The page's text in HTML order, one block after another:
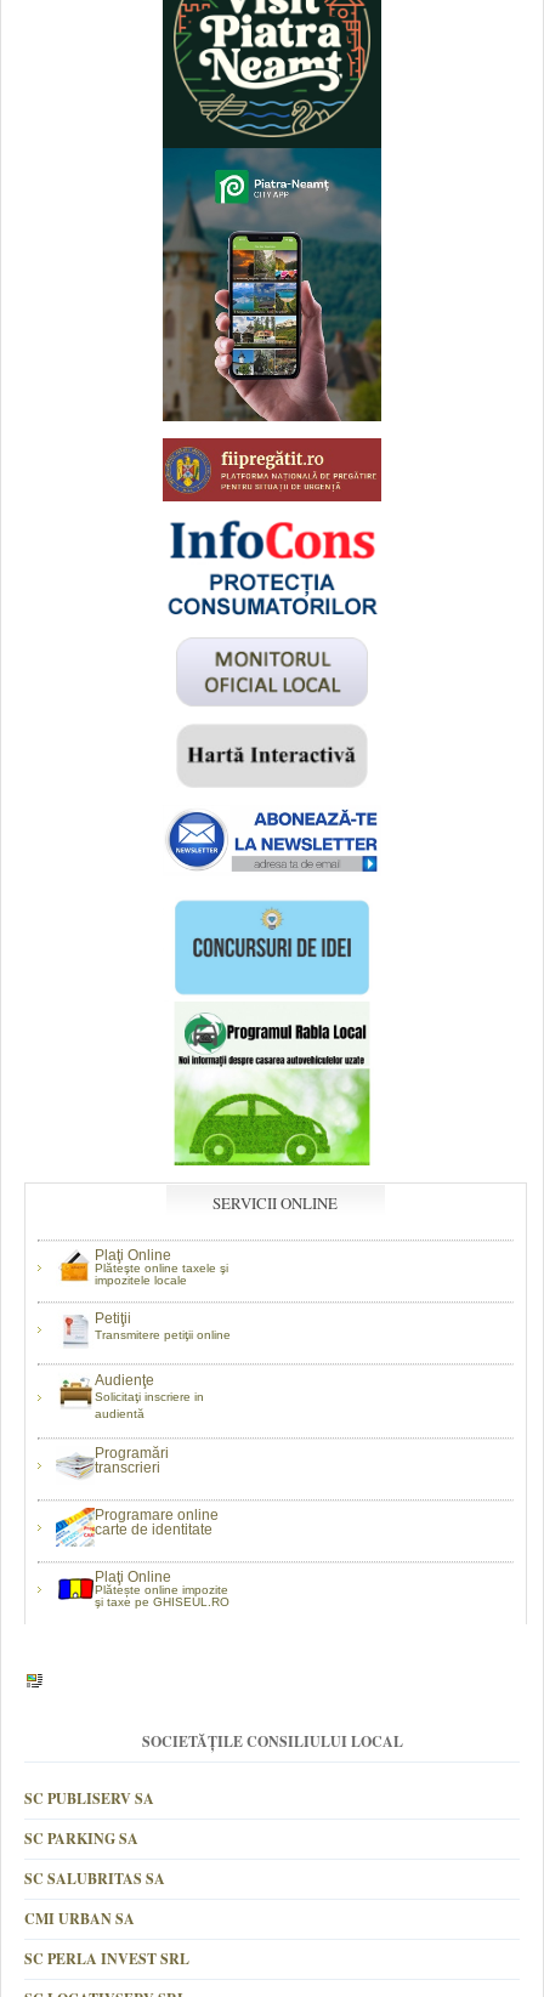
SERVICII ONLINE
Plaţi Online
Plăteşte online taxele şi
impozitele locale
Petiţii
Transmitere petiţii online
Audienţe
Solicitaţi inscriere in
audientă
Programări
transcrieri
Programare online
carte de identitate
Plaţi Online
Plătește online impozite
şi taxe pe GHISEUL.RO
SOCIETĂȚILE CONSILIULUI LOCAL
SC PUBLISERV SA
SC PARKING SA
SC SALUBRITAS SA
CMI URBAN SA
SC PERLA INVEST SRL